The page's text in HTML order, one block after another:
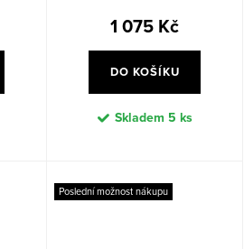
1 075 Kč
DO KOŠÍKU
Skladem 5 ks
Poslední možnost nákupu